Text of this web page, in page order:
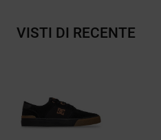
VISTI DI RECENTE